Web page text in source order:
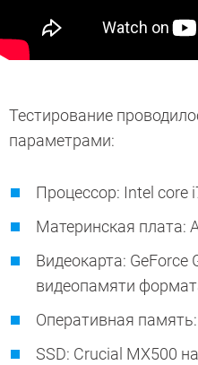
Тестирование
параметрами:
Процессор: Intel core
Материнская плата:
Видеокарта: GeForce
видеопамяти
Оперативная
SSD: Crucial MX500